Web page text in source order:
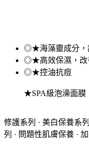
◎★海藻靈成分，
◎★高效保濕，改
◎★控油抗痘
★SPA級泡澡面膜
修護系列 · 美白保養系
列 · 問題性肌膚保養 ·